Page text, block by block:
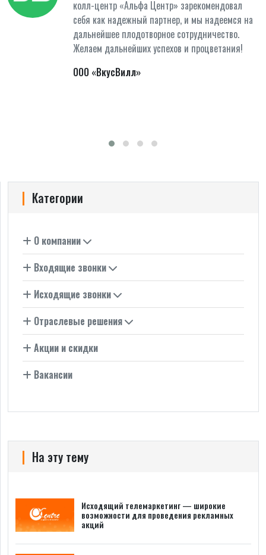
колл-центр «Альфа Центр» зарекомендовал
себя как надежный партнер, и мы надеемся на
дальнейшее плодотворное сотрудничество.
Желаем дальнейших успехов и процветания!
ООО «ВкусВилл»
Категории
О компании
Входящие звонки
Исходящие звонки
Отраслевые решения
Акции и скидки
Вакансии
На эту тему
Исходящий телемаркетинг — широкие
возможности для проведения рекламных
акций